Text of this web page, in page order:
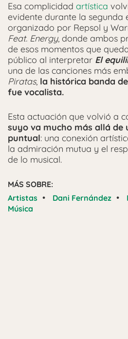
Esa complicidad artística
evidente durante la segunda
organizado por Repsol y
Feat. Energy, donde ambos
de esos momentos que
público al interpretar El
una de las canciones más
Piratas, la histórica banda
fue vocalista.
Iván Ferreiro y Dani Fernández sobre el
Esta actuación que volvió a
suyo va mucho más allá de
puntual: una conexión
la admiración mutua y el
de lo musical.
MÁS SOBRE:
Artistas • Dani Fernández •
Música